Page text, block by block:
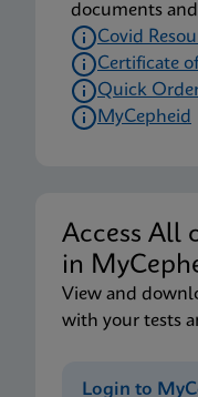
documents
Covid
Certificate
Quick
MyCepheid
Access All
in
View and
with your tests
Login to